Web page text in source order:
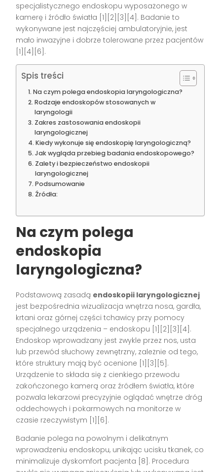
specjalistycznego endoskopu wyposażonego w
kamerę i źródło światła [1][2][3][4]. Badanie to
wykonywane jest najczęściej ambulatoryjnie, jest
mało inwazyjne i dobrze tolerowane przez pacjentów
[1][4][6].
Spis treści
Na czym polega endoskopia laryngologiczna?
Rodzaje endoskopów stosowanych w
laryngologii
Zakres zastosowania endoskopii
laryngologicznej
Kiedy wykonuje się endoskopię laryngologiczną?
Jak wygląda przebieg badania endoskopowego?
Zalety i bezpieczeństwo endoskopii
laryngologicznej
Podsumowanie
Źródła:
Na czym polega
endoskopia
laryngologiczna?
Podstawową zasadą endoskopii laryngologicznej
jest bezpośrednia wizualizacja wnętrza nosa, gardła,
krtani oraz górnej części tchawicy przy pomocy
specjalnego urządzenia – endoskopu [1][2][3][4].
Endoskop wprowadzany jest zwykle przez nos, usta
lub przewód słuchowy zewnętrzny, zależnie od tego,
które struktury mają być ocenione [1][3][5].
Urządzenie to składa się z cienkiego przewodu
zakończonego kamerą oraz źródłem światła, które
pozwala lekarzowi precyzyjnie oglądać wnętrze dróg
oddechowych i pokarmowych na monitorze w
czasie rzeczywistym [1][6].
Badanie polega na powolnym i delikatnym
wprowadzeniu endoskopu, unikając ucisku tkanek, co
minimalizuje dyskomfort pacjenta [8]. Procedura